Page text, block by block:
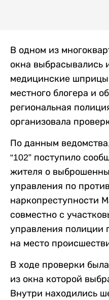
В одном из
окна выбрасывались
медицинские
местного блогера и
региональная
организовала
По данным
“102” поступило
жителя о
управления по
наркопреступности
совместно с
управления полиции
на место
В ходе проверки
из окна которой
Внутри находились